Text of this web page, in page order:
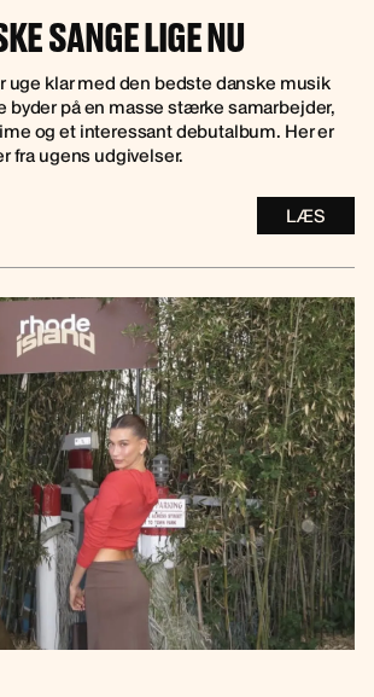
SANGE LIGE NU
uge klar med den bedste danske musik
byder på en masse stærke samarbejder,
og et interessant debutalbum. Her er
fra ugens udgivelser.
LÆS